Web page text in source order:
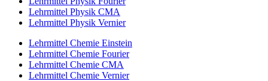
Lehrmittel Physik CMA
Lehrmittel Physik Vernier
Lehrmittel Chemie Einstein
Lehrmittel Chemie Fourier
Lehrmittel Chemie CMA
Lehrmittel Chemie Vernier